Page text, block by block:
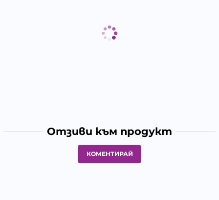
Отзиви към продукт
КОМЕНТИРАЙ